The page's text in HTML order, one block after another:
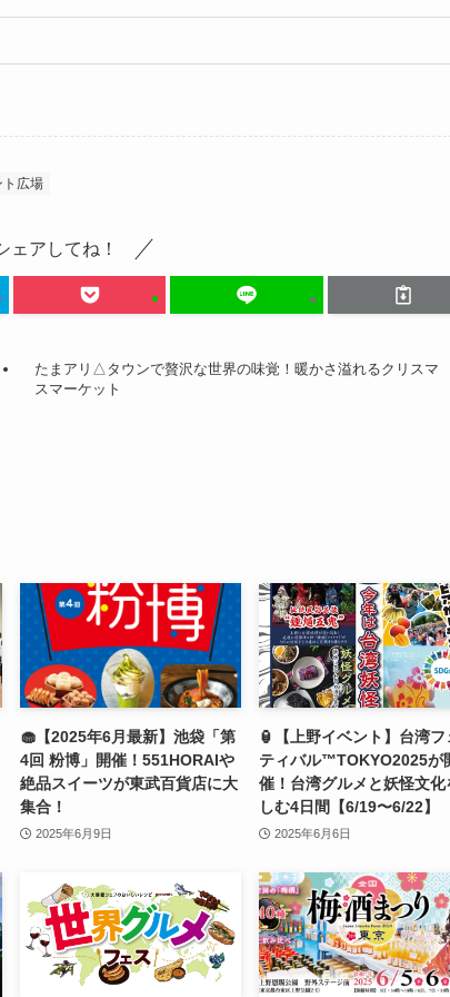
ト広場
ェアしてね！
たまアリ△タウンで贅沢な世界の味覚！暖かさ溢れるクリスマ
スマーケット
🧁【2025年6月最新】池袋「第
4回 粉博」開催！551HORAIや
絶品スイーツが東武百貨店に大
集合！
2025年6月9日
🏮【上野イベント】台湾フ
ティバル™TOKYO2025が
催！台湾グルメと妖怪文化
しむ4日間【6/19〜6/22】
2025年6月6日